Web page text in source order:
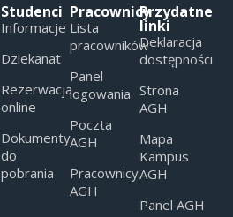
Studenci
Informacje
Dziekanat
Rezerwacja
online
Dokumenty
do
pobrania
Pracownicy
Lista
pracowników
Panel
logowania
Poczta
AGH
Pracownicy
AGH
Przydatne
linki
Deklaracja
dostępności
Strona
AGH
Mapa
Kampus
AGH
Panel AGH